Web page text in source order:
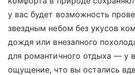
у вас будет возможность
звездным небом без укусов
дождя или внезапного
для романтичного отдыха — у
ощущение, что вы остались